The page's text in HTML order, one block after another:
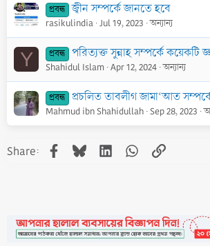
প্রবন্ধ জ্বীন সম্পর্কে জানতে হবে
rasikulindia Jul 19, 2023 অন্যান্য
Y প্রবন্ধ পরিত্যক্ত সুন্নাহ সম্পর্কে কয়েকটি
Shahidul Islam Apr 12, 2024 অন্যান্য
প্রবন্ধ প্রচলিত তাবলীগ জামা‘আত সম্পর্কে শীর্ষ
Mahmud ibn Shahidullah Sep 28, 2023
Share: Facebook
BlueskyLinkedInWhatsApp
Link